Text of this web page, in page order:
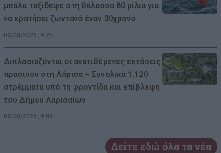
μπάλα ταξίδεψε στη θάλασσα 80 μίλια για
να κρατήσει ζωντανό έναν 30χρονο
09/08/2026 , 9:25
Διπλασιάζονται οι ανατιθέμενες εκτάσεις
πρασίνου στη Λάρισα – Συνολικά 1.120
στρέμματα υπό τη φροντίδα και επίβλεψη
του Δήμου Λαρισαίων
09/08/2026 , 9:09
Δείτε εδώ όλα τα νέα